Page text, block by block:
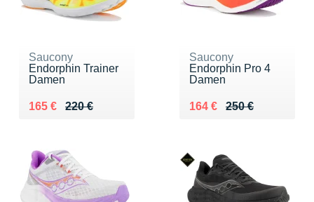
Saucony
Endorphin Trainer
Damen
220 €
Au lieu de 220 €
165 €
Vendu 165 €
Saucony
Endorphin Pro 4
Damen
250 €
Au lieu de 250 €
164 €
Vendu 164 €